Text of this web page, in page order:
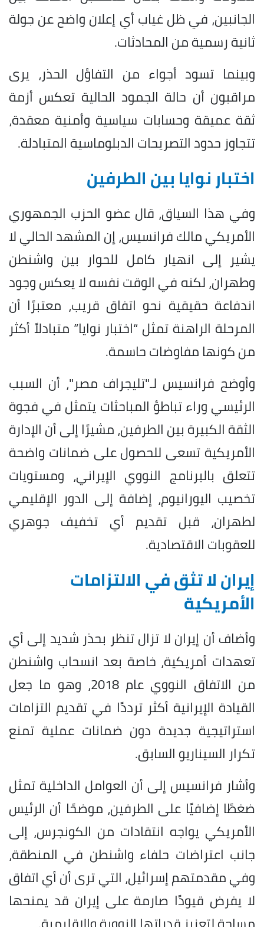
الجانبين، في ظل غياب أي إعلان واضح عن جولة
ثانية رسمية من المحادثات.
وبينما تسود أجواء من التفاؤل الحذر، يرى
مراقبون أن حالة الجمود الحالية تعكس أزمة
ثقة عميقة وحسابات سياسية وأمنية معقدة،
تتجاوز حدود التصريحات الدبلوماسية المتبادلة.
اختبار نوايا بين الطرفين
وفي هذا السياق، قال عضو الحزب الجمهوري
الأمريكي مالك فرانسيس، إن المشهد الحالي لا
يشير إلى انهيار كامل للحوار بين واشنطن
وطهران، لكنه في الوقت نفسه لا يعكس وجود
اندفاعة حقيقية نحو اتفاق قريب، معتبرًا أن
المرحلة الراهنة تمثل “اختبار نوايا” متبادلاً أكثر
من كونها مفاوضات حاسمة.
وأوضح فرانسيس لـ"تليجراف مصر"، أن السبب
الرئيسي وراء تباطؤ المباحثات يتمثل في فجوة
الثقة الكبيرة بين الطرفين، مشيرًا إلى أن الإدارة
الأمريكية تسعى للحصول على ضمانات واضحة
تتعلق بالبرنامج النووي الإيراني، ومستويات
تخصيب اليورانيوم، إضافة إلى الدور الإقليمي
لطهران، قبل تقديم أي تخفيف جوهري
للعقوبات الاقتصادية.
إيران لا تثق في الالتزامات
الأمريكية
وأضاف أن إيران لا تزال تنظر بحذر شديد إلى أي
تعهدات أمريكية، خاصة بعد انسحاب واشنطن
من الاتفاق النووي عام 2018، وهو ما جعل
القيادة الإيرانية أكثر ترددًا في تقديم التزامات
استراتيجية جديدة دون ضمانات عملية تمنع
تكرار السيناريو السابق.
وأشار فرانسيس إلى أن العوامل الداخلية تمثل
ضغطًا إضافيًا على الطرفين، موضحًا أن الرئيس
الأمريكي يواجه انتقادات من الكونجرس، إلى
جانب اعتراضات حلفاء واشنطن في المنطقة،
وفي مقدمتهم إسرائيل، التي ترى أن أي اتفاق
لا يفرض قيودًا صارمة على إيران قد يمنحها